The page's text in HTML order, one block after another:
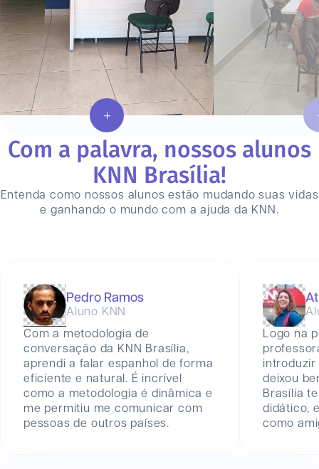
Com a palavra, nossos alunos
KNN Brasília!
Entenda como nossos alunos estão mudando suas vidas
e ganhando o mundo com a ajuda da KNN.
Pedro Ramos
Aluno KNN
Com a metodologia de
conversação da KNN Brasília,
aprendi a falar espanhol de forma
eficiente e natural. É incrível
como a metodologia é dinâmica e
me permitiu me comunicar com
pessoas de outros países.
Logo na
introduzir
deixou
Brasília
didático,
como